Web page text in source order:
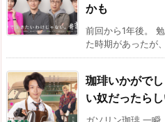
かも
前回から1年後。
た時期があったが
珈琲いかがで
い奴だったら
ガソリン珈琲 一瞬